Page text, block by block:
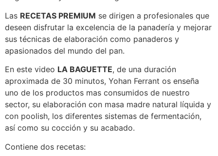
Las RECETAS PREMIUM se dirigen a profesionales que
deseen disfrutar la excelencia de la panadería y mejorar
sus técnicas de elaboración como panaderos y
apasionados del mundo del pan.
En este video LA BAGUETTE, de una duración
aproximada de 30 minutos, Yohan Ferrant os enseña
uno de los productos mas consumidos de nuestro
sector, su elaboración con masa madre natural líquida y
con poolish, los diferentes sistemas de fermentación,
así como su cocción y su acabado.
Contiene dos recetas: